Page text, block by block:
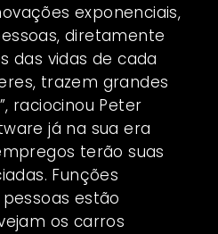
exponenciais,
diretamente
das vidas de cada
trazem grandes
raciocinou Peter
já na sua era
terão suas
Funções
estão
os carros